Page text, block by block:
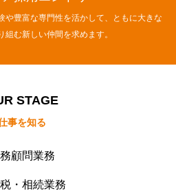
や豊富な専門性を活かして、ともに大きな
組む新しい仲間を求めます。
STAGE
事を知る
顧問業務
・相続業務